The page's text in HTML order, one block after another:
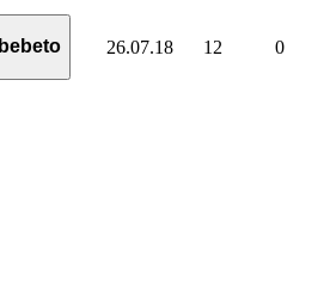
bebeto 26.07.18 12 0